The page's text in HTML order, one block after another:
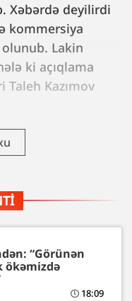
Xəbərdə deyilirdi
kommersiya
olunub. Lakin
ki açıqlama
Kazımov
“Görünən
ökəmizdə
18:09